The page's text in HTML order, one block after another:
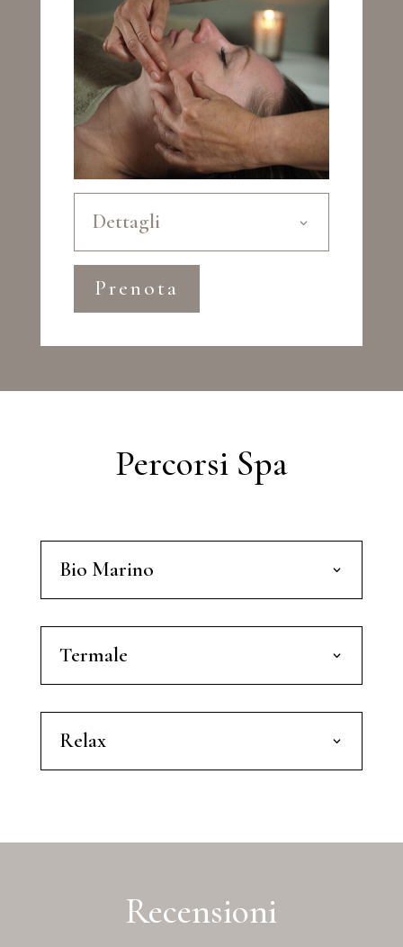
Dettagli
Prenota
Percorsi Spa
Bio Marino
Termale
Relax
Recensioni